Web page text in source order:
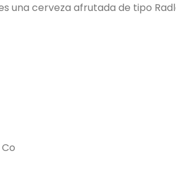
una cerveza afrutada de tipo